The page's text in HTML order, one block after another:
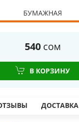
БУМАЖНАЯ
540 сом
В КОРЗИНУ
ДОСТАВКА